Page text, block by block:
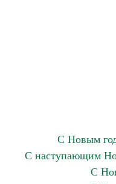
С Новым
С наступающим
С